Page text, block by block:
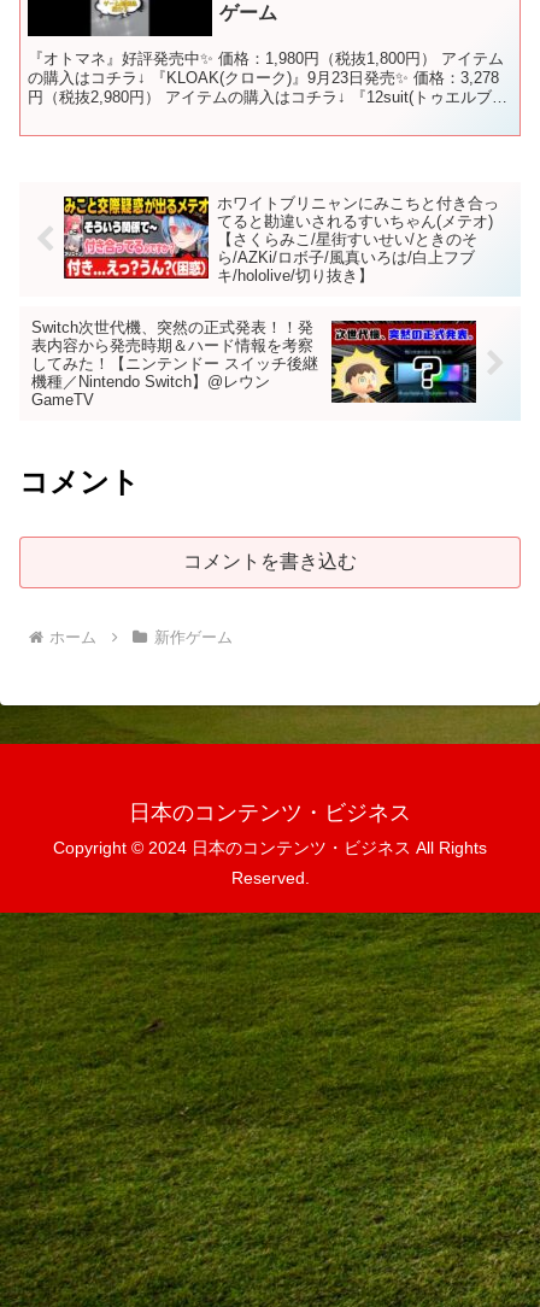
ゲーム
『オトマネ』好評発売中✨ 価格：1,980円（税抜1,800円） アイテム
の購入はコチラ↓ 『KLOAK(クローク)』9月23日発売✨ 価格：3,278
円（税抜2,980円） アイテムの購入はコチラ↓ 『12suit(トゥエルブス
ホワイトブリニャンにみこちと付き合っ
てると勘違いされるすいちゃん(メテオ)
【さくらみこ/星街すいせい/ときのそ
ら/AZKi/ロボ子/風真いろは/白上フブ
キ/hololive/切り抜き】
Switch次世代機、突然の正式発表！！発
表内容から発売時期＆ハード情報を考察
してみた！【ニンテンドー スイッチ後継
機種／Nintendo Switch】@レウン
GameTV
コメント
コメントを書き込む
ホーム 新作ゲーム
日本のコンテンツ・ビジネス
Copyright © 2024 日本のコンテンツ・ビジネス All Rights
Reserved.